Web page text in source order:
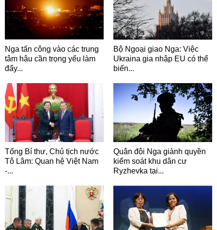
Nga tấn công vào các trung
tâm hậu cần trọng yếu làm
đẩy...
Bộ Ngoại giao Nga: Việc
Ukraina gia nhập EU có thể
biến...
Tổng Bí thư, Chủ tịch nước
Tô Lâm: Quan hệ Việt Nam
-...
Quân đội Nga giành quyền
kiểm soát khu dân cư
Ryzhevka tại...